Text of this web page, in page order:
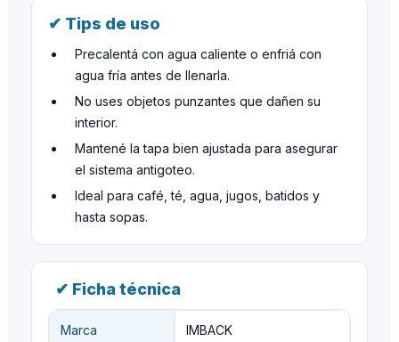
✔ Tips de uso
Precalentá con agua caliente o enfriá con
agua fría antes de llenarla.
No uses objetos punzantes que dañen su
interior.
Mantené la tapa bien ajustada para asegurar
el sistema antigoteo.
Ideal para café, té, agua, jugos, batidos y
hasta sopas.
✔ Ficha técnica
Marca IMBACK